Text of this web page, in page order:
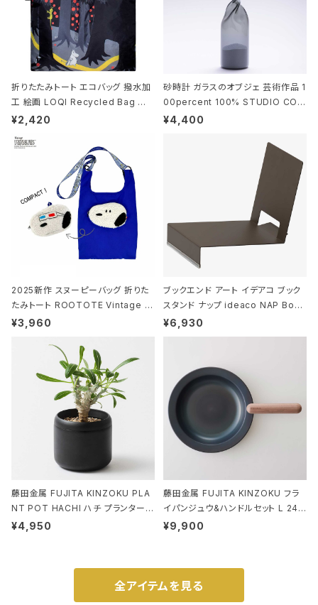
折りたたみトート エコバッグ 撥水加
工 絵画 LOQI Recycled Bag ロ
ーキー 大きめ トートバッグ MOOMI
¥2,420
砂時計 ガラスのオブジェ 芸術作品 1
00percent 100% STUDIO COH
AKU Timeless 100パーセント ス
¥4,400
2025新作 スヌーピーバッグ 折りた
たみトート ROOTOTE Vintage P
EANUTS ROO-shopper mid 84
ド.ピーナッツ-0P 3Dグラス
¥3,960
ブックエンド アート イデアコ ブック
スタンド ナップ ideaco NAP Book
stand ブラウン
¥6,930
藤田金属 FUJITA KINZOKU PLA
NT POT HACHI ハチ プランターポ
ット 3号 ブラック
¥4,950
藤田金属 FUJITA KINZOKU フラ
イパンジュウ&ハンドルセット L 24c
m ガス火・IH対応 鉄フライパン ウォ
¥9,900
全アイテムを見る